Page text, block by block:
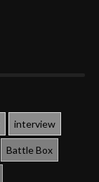
interview
Battle Box